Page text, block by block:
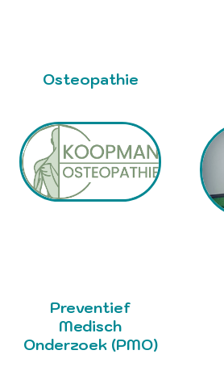
Osteopathie
Preventief
Medisch
Onderzoek (PMO)